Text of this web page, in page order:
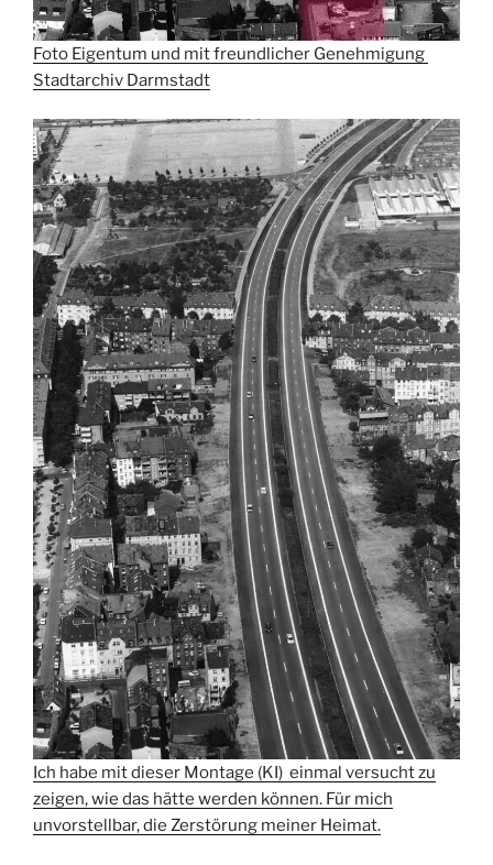
Foto Eigentum und mit freundlicher Genehmigung
Stadtarchiv Darmstadt
Ich habe mit dieser Montage (KI) einmal versucht zu
zeigen, wie das hätte werden können. Für mich
unvorstellbar, die Zerstörung meiner Heimat.